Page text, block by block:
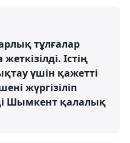
тұлғалар
Істің
үшін қажетті
жүргізіліп
Шымкент қалалық